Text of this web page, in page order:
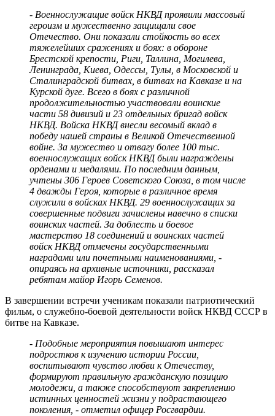
- Военнослужащие войск НКВД проявили массовый
героизм и мужественно защищали свое
Отечество. Они показали стойкость во всех
тяжелейших сражениях и боях: в обороне
Брестской крепости, Риги, Таллина, Могилева,
Ленинграда, Киева, Одессы, Тулы, в Московской и
Сталинградской битвах, в битвах на Кавказе и на
Курской дуге. Всего в боях с различной
продолжительностью участвовали воинские
части 58 дивизий и 23 отдельных бригад войск
НКВД. Войска НКВД внесли весомый вклад в
победу нашей страны в Великой Отечественной
войне. За мужество и отвагу более 100 тыс.
военнослужащих войск НКВД были награждены
орденами и медалями. По последним данным,
учтены 306 Героев Советского Союза, в том числе
4 дважды Героя, которые в различное время
служили в войсках НКВД. 29 военнослужащих за
совершенные подвиги зачислены навечно в списки
воинских частей. За доблесть и боевое
мастерство 18 соединений и воинских частей
войск НКВД отмечены государственными
наградами или почетными наименованиями, -
опираясь на архивные источники, рассказал
ребятам майор Игорь Семенов.
В завершении встречи ученикам показали патриотический
фильм, о служебно-боевой деятельности войск НКВД СССР в
битве на Кавказе.
- Подобные мероприятия повышают интерес
подростков к изучению истории России,
воспитывают чувство любви к Отечеству,
формируют правильную гражданскую позицию
молодежи, а также способствуют закреплению
истинных ценностей жизни у подрастающего
поколения, - отметил офицер Росгвардии.